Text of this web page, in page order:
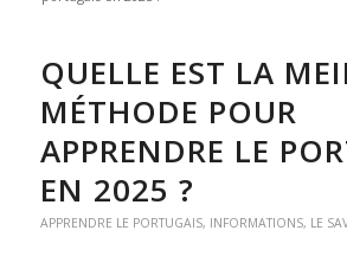
QUELLE EST LA
MÉTHODE POUR
APPRENDRE LE
EN 2025 ?
APPRENDRE LE PORTUGAIS, INFORMATIONS, LE